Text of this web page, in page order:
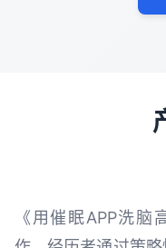
《用催眠APP洗脑